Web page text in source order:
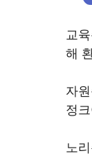
교
해
자
정
노